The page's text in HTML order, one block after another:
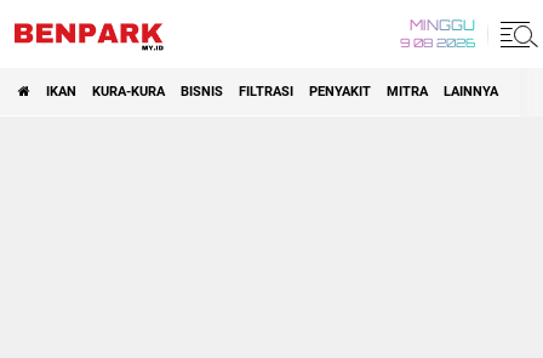
MINGGU
9 08 2026
IKAN KURA-KURA BISNIS FILTRASI PENYAKIT MITRA LAINNYA